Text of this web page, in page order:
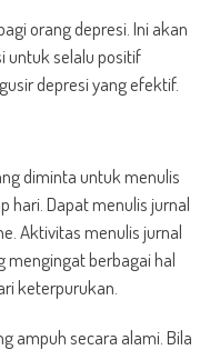
orang depresi. Ini akan
untuk selalu positif
depresi yang efektif.
diminta untuk menulis
hari. Dapat menulis jurnal
Aktivitas menulis jurnal
mengingat berbagai hal
keterpurukan.
ampuh secara alami. Bila